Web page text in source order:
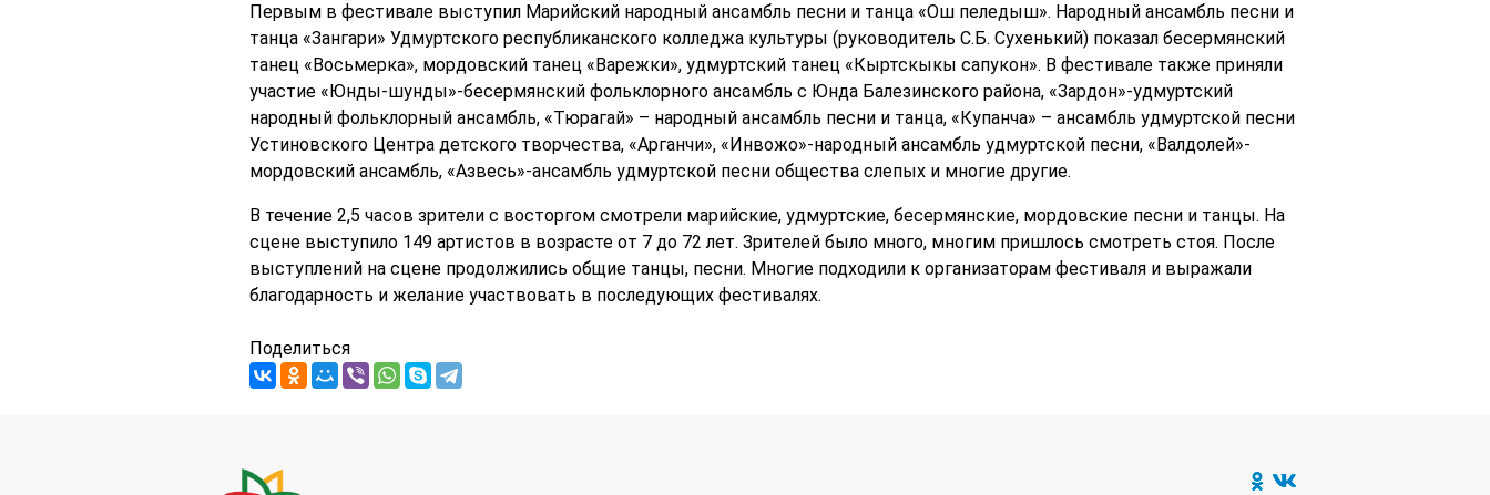
Первым в фестивале выступил Марийский народный ансамбль песни и танца «Ош пеледыш». Народный ансамбль песни и
танца «Зангари» Удмуртского республиканского колледжа культуры (руководитель С.Б. Сухенький) показал бесермянский
танец «Восьмерка», мордовский танец «Варежки», удмуртский танец «Кыртскыкы сапукон». В фестивале также приняли
участие «Юнды-шунды»-бесермянский фольклорного ансамбль с Юнда Балезинского района, «Зардон»-удмуртский
народный фольклорный ансамбль, «Тюрагай» – народный ансамбль песни и танца, «Купанча» – ансамбль удмуртской песни
Устиновского Центра детского творчества, «Арганчи», «Инвожо»-народный ансамбль удмуртской песни, «Валдолей»-
мордовский ансамбль, «Азвесь»-ансамбль удмуртской песни общества слепых и многие другие.
В течение 2,5 часов зрители с восторгом смотрели марийские, удмуртские, бесермянские, мордовские песни и танцы. На
сцене выступило 149 артистов в возрасте от 7 до 72 лет. Зрителей было много, многим пришлось смотреть стоя. После
выступлений на сцене продолжились общие танцы, песни. Многие подходили к организаторам фестиваля и выражали
благодарность и желание участвовать в последующих фестивалях.
Поделиться